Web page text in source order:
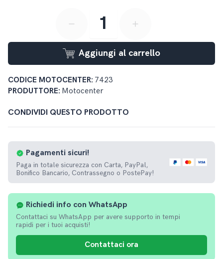
button-minus button-plus
Aggiungi al carrello
CODICE MOTOCENTER: 7423
PRODUTTORE: Motocenter
CONDIVIDI QUESTO PRODOTTO
Richiedi info con WhatsApp
Contattaci su WhatsApp per avere supporto in tempi
rapidi per i tuoi acquisti!
Contattaci ora
Pagamenti sicuri!
Paga in totale sicurezza con Carta, PayPal,
Bonifico Bancario, Contrassegno o PostePay!